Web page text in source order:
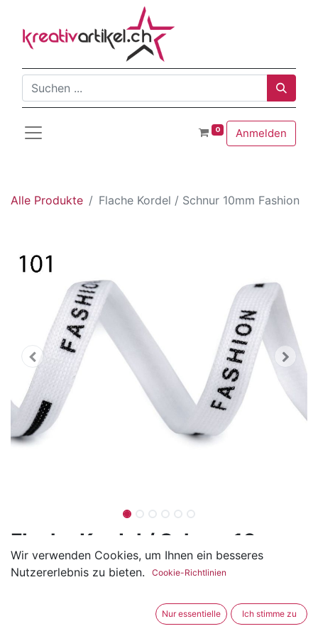
0 Anmelden
Alle Produkte Flache Kordel / Schnur 10mm Fashion
Flache Kordel / Schnur 10mm
Fashion
Die Flache Kordel hat eine Breite von ca. 10mm und ist
Wir verwenden Cookies, um Ihnen ein besseres
Nutzererlebnis zu bieten.
Cookie-Richtlinien
Nur essentielle Ich stimme zu